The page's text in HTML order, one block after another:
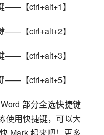
——【ctrl+alt+1】
——【ctrl+alt+2】
——【ctrl+alt+3】
——【ctrl+alt+5】
部分全选快捷键
使用快捷键，可以大